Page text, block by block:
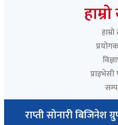
राप्ती सोनारी बिजिनेश